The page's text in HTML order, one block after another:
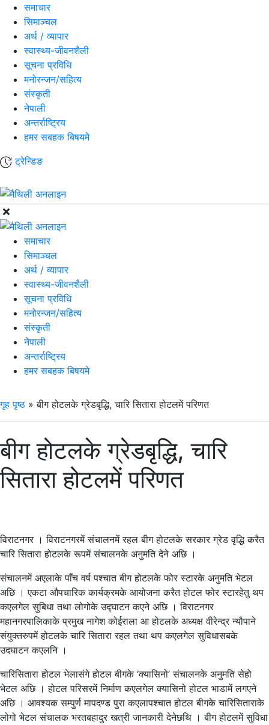
समाचार
सिमाञ्चल
अर्थ / व्यापार
स्वास्थ्य-जीवनशैली
सूचना प्रविधि
मनोरन्जन/सहित्य
संस्कृती
नेपाली
अन्तर्राष्ट्रिय
हमर सबहक बिषयमे
ट्रेन्डिङ
समाचार
सिमाञ्चल
अर्थ / व्यापार
स्वास्थ्य-जीवनशैली
सूचना प्रविधि
मनोरन्जन/सहित्य
संस्कृती
नेपाली
अन्तर्राष्ट्रिय
हमर सबहक बिषयमे
गृह पृष्ठ »बीग होटलके ग्रेडबृद्धि, चारि सितारा होटलमें परिणत
बीग होटलके ग्रेडबृद्धि, चारि
सितारा होटलमें परिणत
विराटनगर । विराटनगरमें संचालनमें रहल बीग होटलके सरकार ग्रेड वृद्धि करैत
चारि सितारा होटलके रूपमें संचालनके अनुमति देने अछि ।
संचालनमें अएलाके पाँच वर्ष पश्चात बीग होटलके फोर स्टारके अनुमति भेटल
अछि । एकटा औपचारिक कार्यक्रमके आयोजना करैत होटल फोर स्टारहेतु थप
कएलगेल सुबिधा तथा लोगोके उद्घाटन कएने अछि । विराटनगर
महानगरपालिकाके प्रमुख नागेश कोईराला आ होटलके अध्यक्ष वीरेन्द्र न्यौपाने
संयुक्तरुपमें होटलके चारि सितारा रहल तथा थप कएलगेल सुविधासबके
उदघाटन कएलनि ।
चारिसितारा होटल भेलासंगे होटल बीगके ‘क्यासिनो’ संचालनके अनुमति सेहो
भेटल अछि । होटल परिसरमें निर्माण कएलगेल क्यासिनो होटल भाडामें लगएने
अछि । आवश्यक सम्पुर्ण मापदण्ड पुरा कएलापश्चात होटल बीगके चारिसिताराके
लोगो भेटल संचालक भरतबहादुर खत्री जानकारी देनेछथि । बीग होटलमें सुविधा